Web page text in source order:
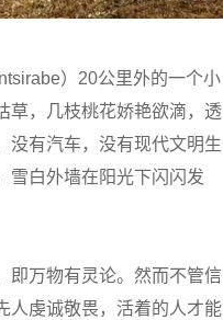
）20公里外的一个小
草，几枝桃花娇艳欲滴，透
没有汽车，没有现代文明生
雪白外墙在阳光下闪闪发
即万物有灵论。然而不管信
人虔诚敬畏，活着的人才能